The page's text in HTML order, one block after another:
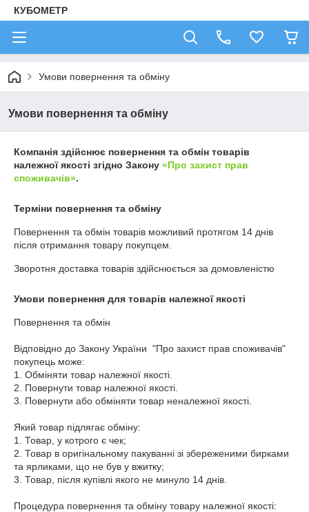
КУБОМЕТР
Умови повернення та обміну
Умови повернення та обміну
Компанія здійснює повернення та обмін товарів
належної якості згідно Закону «Про захист прав
споживачів».
Терміни повернення та обміну
Повернення та обмін товарів можливий протягом 14 днів
після отримання товару покупцем.
Зворотня доставка товарів здійснюється за домовленістю
Умови повернення для товарів належної якості
Повернення та обмін
Відповідно до Закону України  "Про захист прав споживачів"
покупець може:
1. Обміняти товар належної якості.
2. Повернути товар належної якості.
3. Повернути або обміняти товар неналежної якості.
Який товар підлягає обміну:
1. Товар, у котрого є чек;
2. Товар в оригінальному пакуванні зі збереженими бирками
та ярликами, що не був у вжитку;
3. Товар, після купівлі якого не минуло 14 днів.
Процедура повернення та обміну товару належної якості: